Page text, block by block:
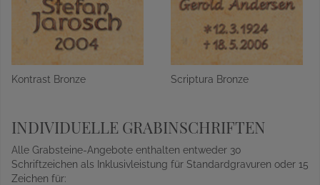
Kontrast Bronze Scriptura Bronze
INDIVIDUELLE GRABINSCHRIFTEN
Alle Grabsteine-Angebote enthalten entweder 30
Schriftzeichen als Inklusivleistung für Standardgravuren oder 15
Zeichen für: